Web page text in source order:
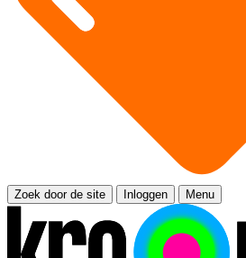
Zoek door de site Inloggen Menu